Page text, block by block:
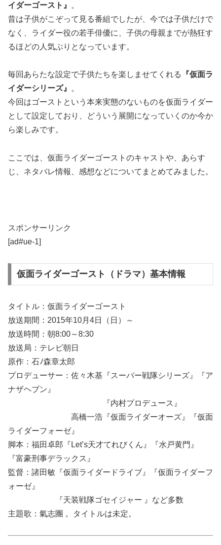
イダーゴースト』
。
昔は子供がこぞって見る番組でしたが、今では子供だけで
なく、ライダー役の若手俳優に、子供の母親までが熱狂す
るほどの人気ぶりとなっています。
毎回あらたな設定で子供たちを楽しませてくれる
『仮面ラ
イダーシリーズ』
。
今回はゴーストという本来実態のないものを仮面ライダー
として設定しており、どういう展開になっていくのか今か
ら楽しみです。
ここでは、仮面ライダーゴーストのキャストや、あらす
じ、ネタバレ情報、感想などについてまとめてみました。
スポンサーリンク
[ad#ue-1]
仮面ライダーゴースト（ドラマ）基本情報
タイトル：仮面ライダーゴースト
放送期間：2015年10月4日（日）～
放送時間：朝8:00～8:30
放送局：テレビ朝日
原作：石ﾉ森章太郎
プロデューサー：佐々木基『スーバー戦隊シリーズ』『ア
ナザヘブン』
『内村プロデュース』
高橋一浩『仮面ライダーオーズ』『仮面
ライダーフォーゼ』
脚本：福田卓郎『Let’s天才てれびくん』『水戸黄門』
『富豪刑事デラックス』
監督：諸田敏『仮面ライダードライブ』『仮面ライダーフ
ォーゼ』
『天装戦隊ゴセイジャー 』など多数
主題歌：氣志團 。タイトルは未定。